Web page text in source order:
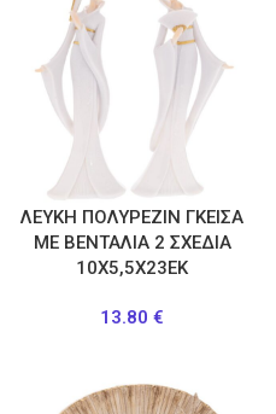
ΛΕΥΚΗ ΠΟΛΥΡΕΖΙΝ ΓΚΕΙΣΑ
ΜΕ ΒΕΝΤΑΛΙΑ 2 ΣΧΕΔΙΑ
10Χ5,5Χ23ΕΚ
13.80 €